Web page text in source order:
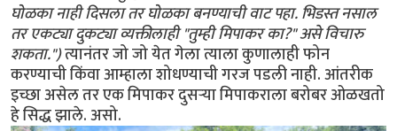
घोळका नाही दिसला तर घोळका बनण्याची वाट पहा. भिडस्त नसाल
तर एकट्या दुकट्या व्यक्तीलाही "तुम्ही मिपाकर का?" असे विचारु
शकता.")त्यानंतर जो जो येत गेला त्याला कुणालाही फोन
करण्याची किंवा आम्हाला शोधण्याची गरज पडली नाही. आंतरीक
इच्छा असेल तर एक मिपाकर दुसर्‍या मिपाकराला बरोबर ओळखतो
हे सिद्ध झाले. असो.